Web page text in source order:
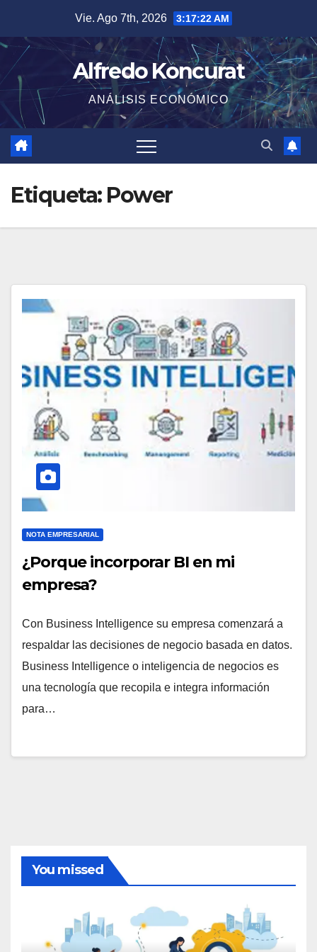
contenido
Vie. Ago 7th, 2026 3:17:22 AM
Alfredo Koncurat
ANÁLISIS ECONÓMICO
Etiqueta: Power
NOTA EMPRESARIAL
¿Porque incorporar BI en mi
empresa?
Con Business Intelligence su empresa comenzará a
respaldar las decisiones de negocio basada en datos.
Business Intelligence o inteligencia de negocios es
una tecnología que recopila e integra información
para…
You missed